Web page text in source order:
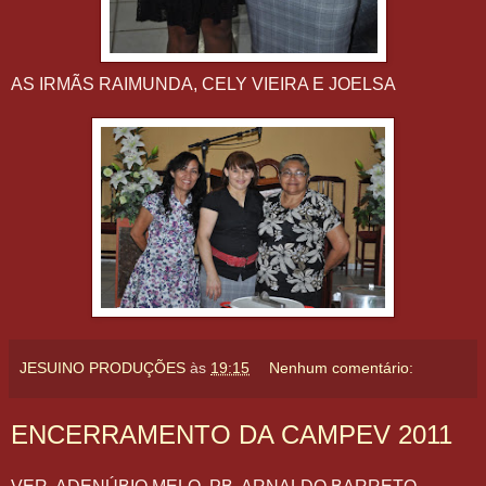
AS IRMÃS RAIMUNDA, CELY VIEIRA E JOELSA
JESUINO PRODUÇÕES às 19:15 Nenhum comentário:
ENCERRAMENTO DA CAMPEV 2011